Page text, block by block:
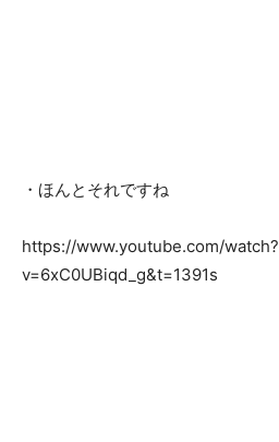
・ほんとそれですね
https://www.youtube.com/watch?
v=6xC0UBiqd_g&t=1391s